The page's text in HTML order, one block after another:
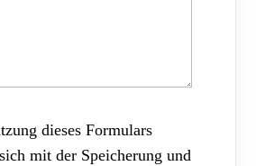
dieses Formulars
mit der Speicherung und